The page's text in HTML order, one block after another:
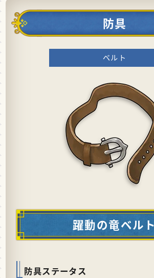
防具
ベルト
躍動の竜ベルト
防具ステータス